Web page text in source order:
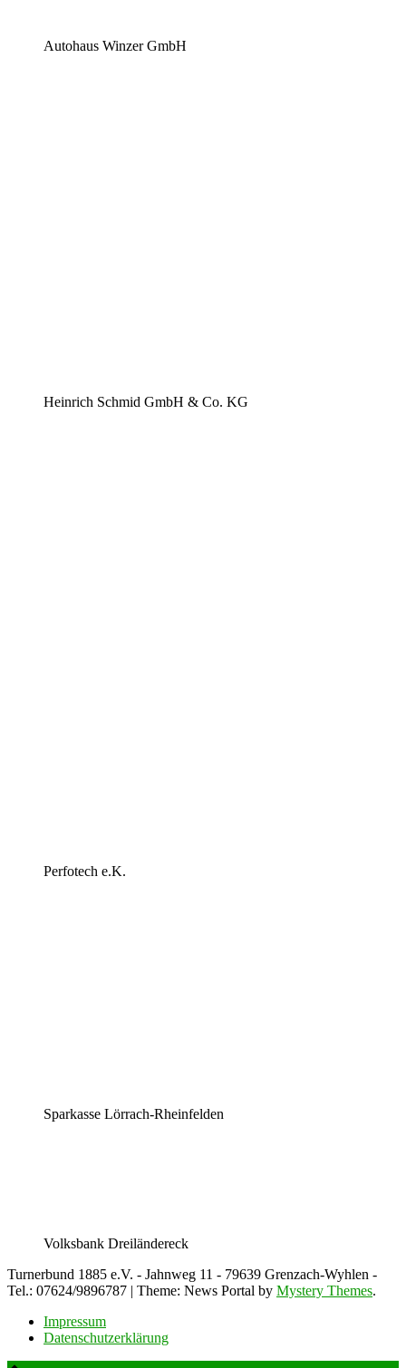
Autohaus Winzer GmbH
Heinrich Schmid GmbH & Co. KG
Perfotech e.K.
Sparkasse Lörrach-Rheinfelden
Volksbank Dreiländereck
Turnerbund 1885 e.V. - Jahnweg 11 - 79639 Grenzach-Wyhlen -
Tel.: 07624/9896787 | Theme: News Portal by Mystery Themes.
Impressum
Datenschutzerklärung